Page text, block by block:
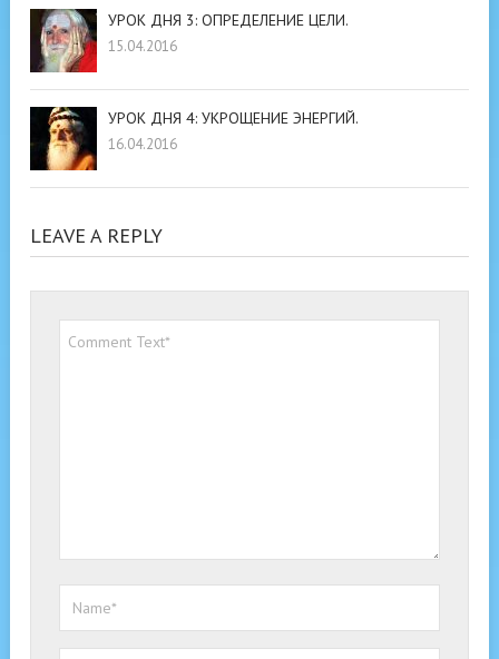
УРОК ДНЯ 3: ОПРЕДЕЛЕНИЕ ЦЕЛИ.
15.04.2016
УРОК ДНЯ 4: УКРОЩЕНИЕ ЭНЕРГИЙ.
16.04.2016
LEAVE A REPLY